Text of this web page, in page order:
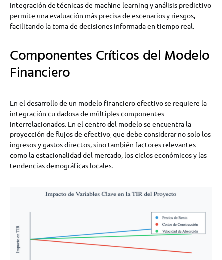
integración de técnicas de machine learning y análisis predictivo
permite una evaluación más precisa de escenarios y riesgos,
facilitando la toma de decisiones informada en tiempo real.
Componentes Críticos del Modelo
Financiero
En el desarrollo de un modelo financiero efectivo se requiere la
integración cuidadosa de múltiples componentes
interrelacionados. En el centro del modelo se encuentra la
proyección de flujos de efectivo, que debe considerar no solo los
ingresos y gastos directos, sino también factores relevantes
como la estacionalidad del mercado, los ciclos económicos y las
tendencias demográficas locales.